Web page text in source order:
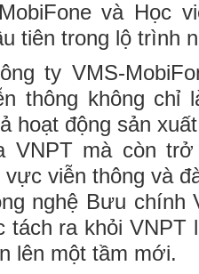
và Học
tiên trong lộ trình
ty VMS-
thông không chỉ
hoạt động sản
VNPT mà còn
viễn thông và
nghệ Bưu chính
tách ra khỏi
lên một tầm mới.